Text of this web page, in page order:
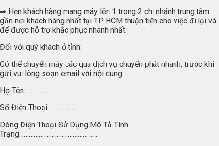
➦ Hẹn khách hàng mang máy lên 1 trong 2 chi nhánh trung tâm
gần nơi khách hàng nhất tại TP HCM thuận tiện cho việc đi lại và
để được hỗ trợ khắc phục nhanh nhất.
Đối với quý khách ở tỉnh:
Có thể chuyển máy các qua dịch vụ chuyển phát nhanh, trước khi
gửi vui lòng soạn email với nội dung
Họ Tên: ………….
Số Điện Thoại………………
Dòng Điện Thoại Sử Dụng Mô Tả Tình
Trạng…………………………………………